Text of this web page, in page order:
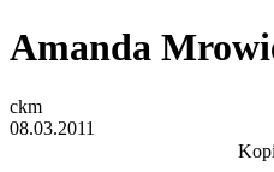
Amanda
ckm
08.03.2011